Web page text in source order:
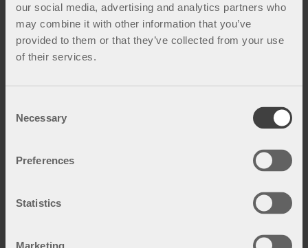
our social media, advertising and analytics partners who
may combine it with other information that you’ve
provided to them or that they’ve collected from your use
of their services.
Necessary
Preferences
Statistics
Marketing
kroppen, i flere ulike modeller og materialer.
Det er viktig å velge et kompresjonsplagg som
passform og komfort. Et plagg med dårlig